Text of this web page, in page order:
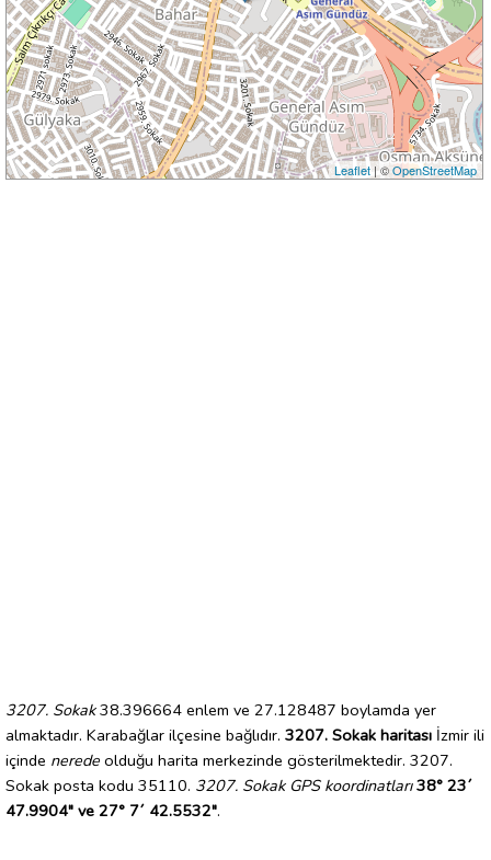
Leaflet| ©OpenStreetMap
3207. Sokak38.396664 enlem ve 27.128487 boylamda yer
almaktadır. Karabağlar ilçesine bağlıdır. 3207. Sokak haritası İzmir ili
içinde nerede olduğu harita merkezinde gösterilmektedir. 3207.
Sokak posta kodu 35110. 3207. Sokak GPS koordinatları 38° 23´
47.9904" ve 27° 7´ 42.5532".